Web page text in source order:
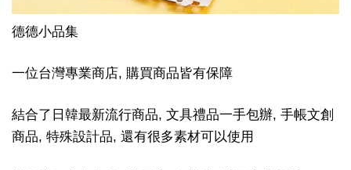
德德小品集
一位台灣專業商店, 購買商品皆有保障
結合了日韓最新流行商品, 文具禮品一手包辦, 手帳文創
商品, 特殊設計品, 還有很多素材可以使用